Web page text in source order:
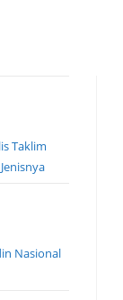
Taklim
Nasional